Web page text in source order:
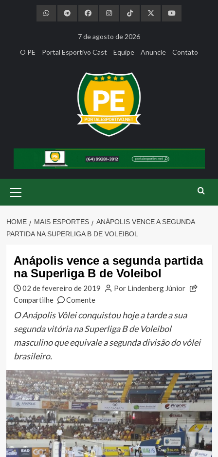
7 de agosto de 2026
O PE
Portal Esportivo Cast Equipe Anuncie Contato
Menu
HOME MAIS ESPORTES
ANÁPOLIS VENCE A SEGUNDA
PARTIDA NA SUPERLIGA B DE VOLEIBOL
Anápolis vence a segunda partida
na Superliga B de Voleibol
02 de fevereiro de 2019
Por Lindenberg Júnior
Compartilhe
Comente
O Anápolis Vôlei conquistou hoje a tarde a sua
segunda vitória na Superliga B de Voleibol
masculino que equivale a segunda divisão do vôlei
brasileiro.